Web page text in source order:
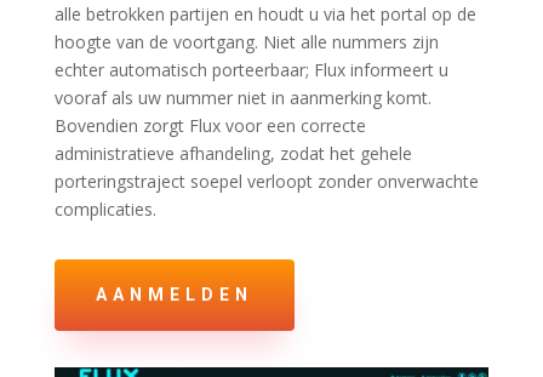
alle betrokken partijen en houdt u via het portal op de
hoogte van de voortgang. Niet alle nummers zijn
echter automatisch porteerbaar; Flux informeert u
vooraf als uw nummer niet in aanmerking komt.
Bovendien zorgt Flux voor een correcte
administratieve afhandeling, zodat het gehele
porteringstraject soepel verloopt zonder onverwachte
complicaties.
AANMELDEN